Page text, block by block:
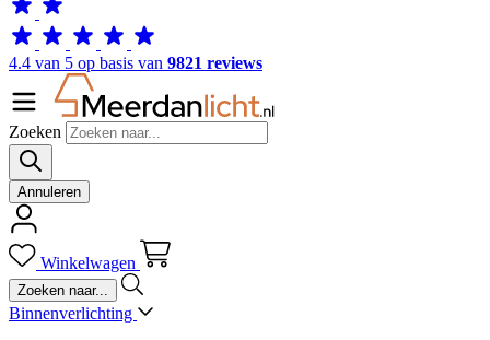
4.4 van 5 op basis van 9821 reviews
Zoeken
Annuleren
Winkelwagen
Binnenverlichting